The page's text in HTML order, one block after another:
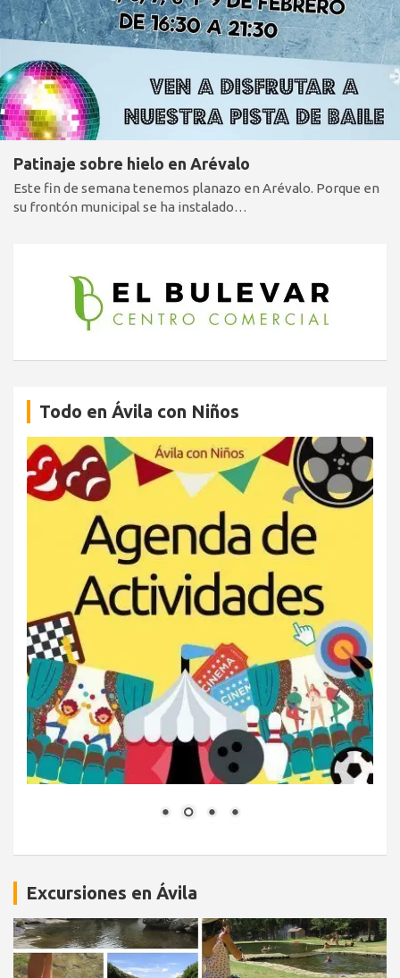
Patinaje sobre hielo en Arévalo
Este fin de semana tenemos planazo en Arévalo. Porque en
su frontón municipal se ha instalado…
Todo en Ávila con Niños
Excursiones en Ávila